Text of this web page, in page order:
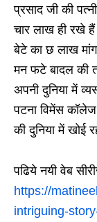
प्रसाद जी की
चार लाख ही रखे हैं
बेटे का छ लाख
मन फटे बादल की
अपनी दुनिया में
पटना विमेंस कॉलेज
की दुनिया में खोई
पढिये नयी वेब
https://
intriguing-